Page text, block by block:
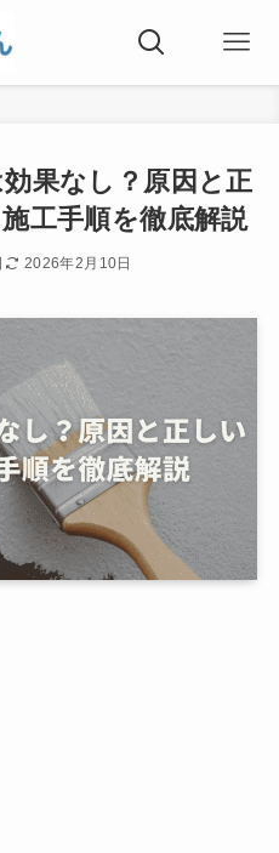
果なし？原因と正
工手順を徹底解説
2026年2月10日